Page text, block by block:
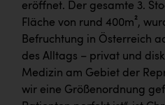
eröffnet. Der gesamte 3.
Fläche von rund 400m²,
Befruchtung in Österreich
des Alltags – privat und
Medizin am Gebiet der
wir eine Größenordnung